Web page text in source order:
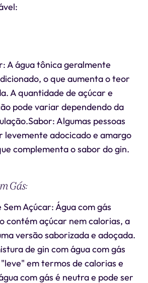
A água tônica geralmente
o que aumenta o teor
A quantidade de açúcar e
pode variar dependendo da
Algumas pessoas
levemente adocicado e amargo
complementa o sabor do gin.
Gás:
Açúcar: Água com gás
contém açúcar nem calorias, a
versão saborizada e adoçada.
de gin com água com gás
em termos de calorias e
com gás é neutra e pode ser